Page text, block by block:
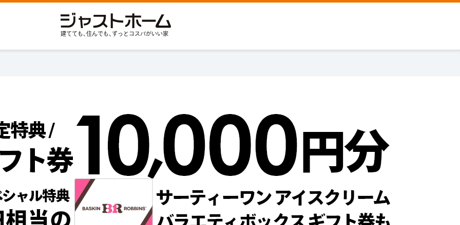
建てても､住んでも､ずっとコスパがいい家